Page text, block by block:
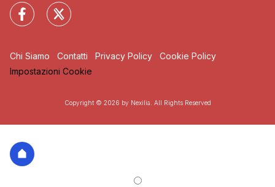
Chi Siamo Contatti Privacy Policy
Cookie Policy
Impostazioni Cookie
Copyright © 2026 by Nexilia. All Rights Reserved